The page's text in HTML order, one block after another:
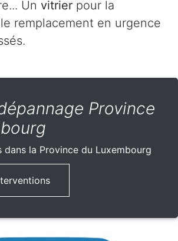
Un vitrier pour la
remplacement en urgence
Province
dans la Province du Luxembourg